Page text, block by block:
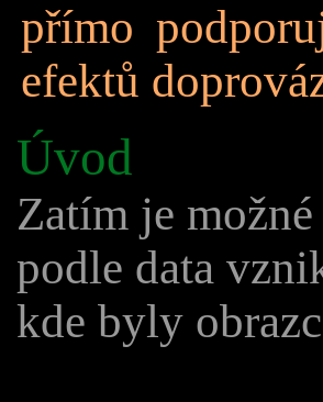
přímo
efektů
Úvod
Zatím je
podle data
kde byly